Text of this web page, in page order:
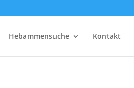
Hebammensuche Kontakt